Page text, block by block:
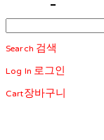
Search검색
Log In로그인
Cart장바구니